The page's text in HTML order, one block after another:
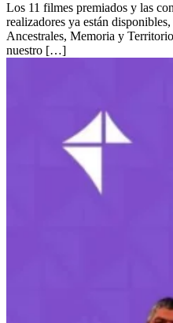
Los 11 filmes premiados y las
realizadores ya están
Ancestrales, Memoria y
nuestro […]